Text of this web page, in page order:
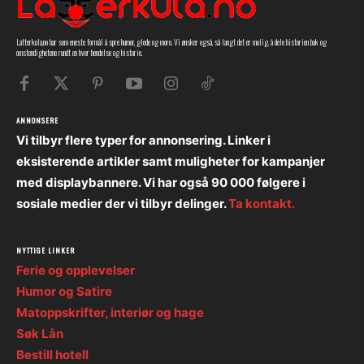
Latterkula.no har som eneste formål å spre humor, glede og moro. Vi ønsker også, så langt det er mulig, å dele historien bak og
omstendighetene rundt en hver hendelse og historie.
ANNONSERE
Vi tilbyr flere typer for annonsering. Linker i
eksisterende artikler samt muligheter for kampanjer
med displaybannere. Vi har også 90 000 følgere i
sosiale medier der vi tilbyr delinger.Ta kontakt.
NYTTIGE LINKER
Ferie og opplevelser
Humor og Satire
Matoppskrifter, interiør og hage
Søk Lån
Bestill hotell